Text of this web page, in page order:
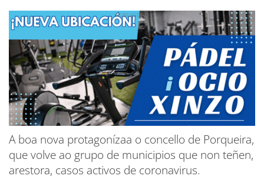
A boa nova protagonízaa o concello de Porqueira,
que volve ao grupo de municipios que non teñen,
arestora, casos activos de coronavirus.